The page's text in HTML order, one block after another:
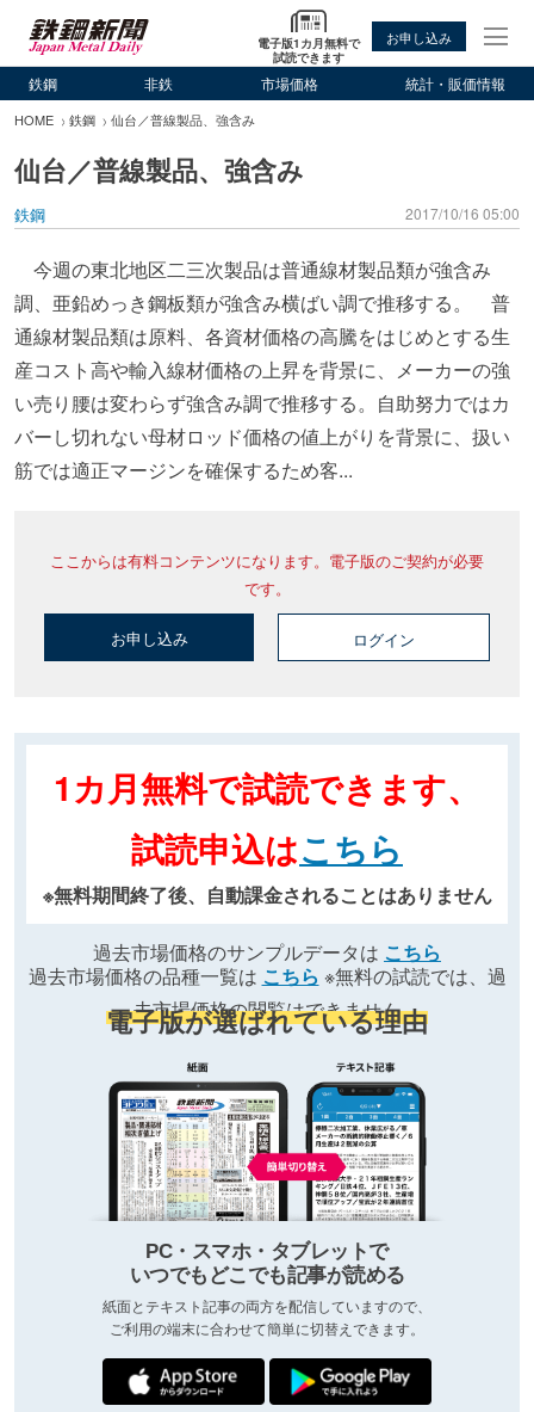
電子版1カ月無料で
試読できます
お申し込み
鉄鋼 非鉄 市場価格 統計・販価情報
HOME 鉄鋼 仙台／普線製品、強含み
仙台／普線製品、強含み
鉄鋼 2017/10/16 05:00
今週の東北地区二三次製品は普通線材製品類が強含み
調、亜鉛めっき鋼板類が強含み横ばい調で推移する。 普
通線材製品類は原料、各資材価格の高騰をはじめとする生
産コスト高や輸入線材価格の上昇を背景に、メーカーの強
い売り腰は変わらず強含み調で推移する。自助努力ではカ
バーし切れない母材ロッド価格の値上がりを背景に、扱い
筋では適正マージンを確保するため客...
ここからは有料コンテンツになります。電子版のご契約が必要
です。
お申し込み ログイン
1カ月無料で試読できます、
試読申込はこちら
※無料期間終了後、自動課金されることはありません
過去市場価格のサンプルデータは こちら
過去市場価格の品種一覧は こちら ※無料の試読では、過
去市場価格の閲覧はできません
電子版が選ばれている理由
PC・スマホ・タブレットで
いつでもどこでも記事が読める
紙面とテキスト記事の両方を配信していますので、
ご利用の端末に合わせて簡単に切替えできます。